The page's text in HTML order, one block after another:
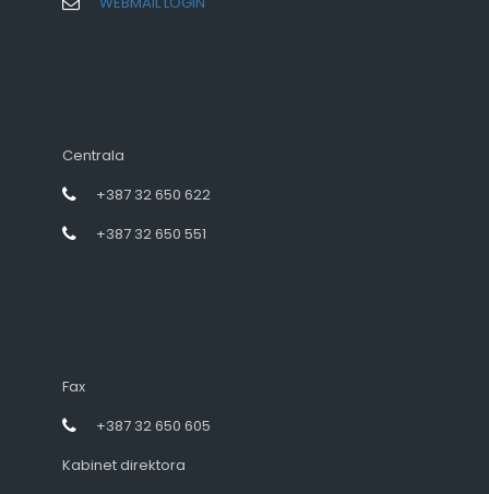
Centrala
+387 32 650 622
+387 32 650 551
Fax
+387 32 650 605
Kabinet direktora